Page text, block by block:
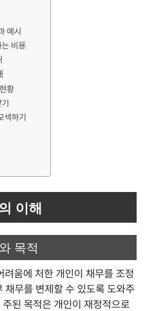
예시
비용
황
색하기
이해
목적
움에 처한 개인이 채무를 조정
채무를 변제할 수 있도록 도와주
된 목적은 개인이 재정적으로